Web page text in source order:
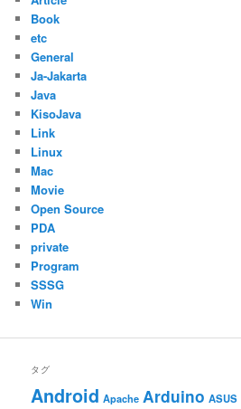
Book
etc
General
Ja-Jakarta
Java
KisoJava
Link
Linux
Mac
Movie
Open Source
PDA
private
Program
SSSG
Win
タグ
Android Apache Arduino ASUS